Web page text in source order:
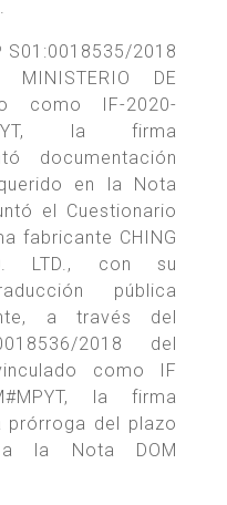
S01:0018535/2018
DE
como IF-2020-
la firma
documentación
en la Nota
el Cuestionario
fabricante CHING
LTD., con su
pública
a través del
2018 del
como IF
la firma
prórroga del plazo
la Nota DOM